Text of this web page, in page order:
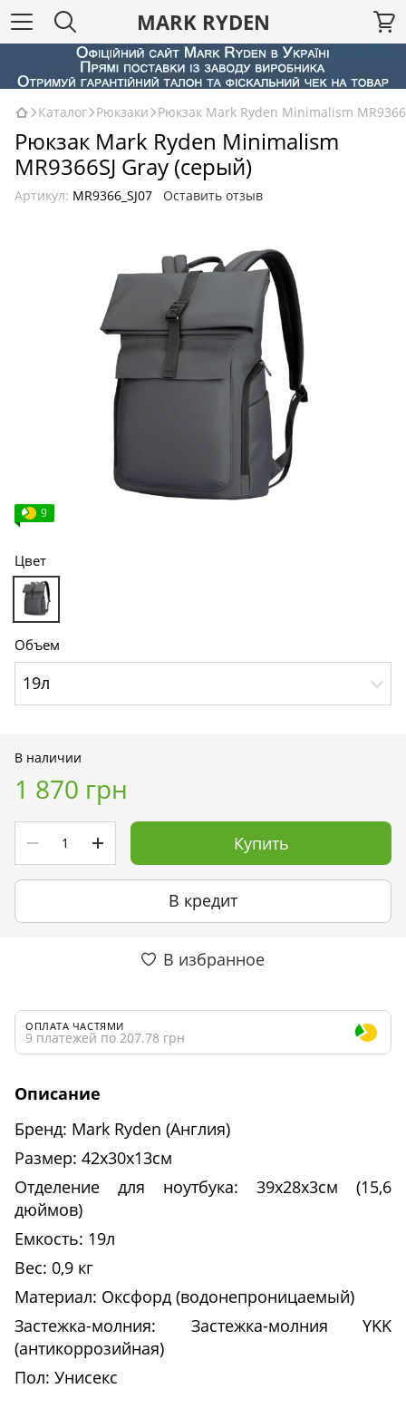
MARK RYDEN
Каталог Рюкзаки Рюкзак Mark Ryden Minimalism
Рюкзак Mark Ryden Minimalism
MR9366SJ Gray (серый)
Артикул: MR9366_SJ07 Оставить отзыв
9
Цвет
Объем
19л
В наличии
1 870 грн
Купить
В кредит
В избранное
ОПЛАТА ЧАСТЯМИ
9 платежей по 207.78 грн
Описание
Бренд: Mark Ryden (Англия)
Размер: 42х30х13см
Отделение для ноутбука: 39х28х3см (15,6
дюймов)
Емкость: 19л
Вес: 0,9 кг
Материал: Оксфорд (водонепроницаемый)
Застежка-молния: Застежка-молния YKK
(антикоррозийная)
Пол: Унисекс